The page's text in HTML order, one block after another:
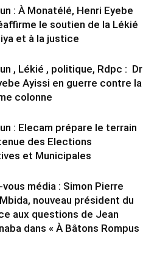
: À Monatélé, Henri Eyebe
le soutien de la Lékié
et à la justice
, Lékié , politique, Rdpc : Dr
Ayissi en guerre contre la
colonne
: Elecam prépare le terrain
des Elections
et Municipales
vous média : Simon Pierre
nouveau président du
aux questions de Jean
dans « À Bâtons Rompus